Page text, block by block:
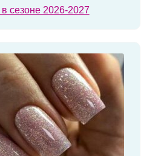
сезоне 2026-2027